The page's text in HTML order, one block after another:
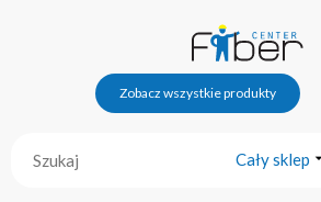
Zobacz wszystkie produkty
Cały sklep